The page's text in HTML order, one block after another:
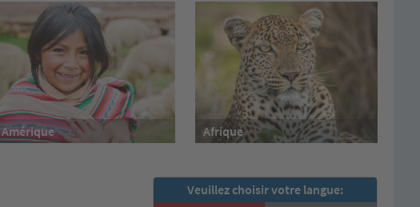
Amérique Afrique
Veuillez choisir votre langue: